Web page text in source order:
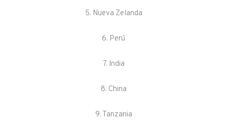
5. Nueva Zelanda
6. Perú
7. India
8. China
9. Tanzania